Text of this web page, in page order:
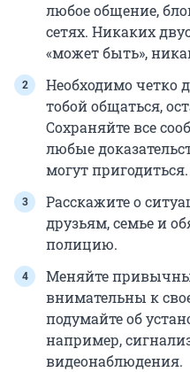
любое общение,
сетях. Никаких
«может быть»,
Необходимо четко
тобой общаться,
Сохраняйте все
любые
могут пригодиться.
Расскажите о
друзьям, семье и
полицию.
Меняйте
внимательны к
подумайте об
например,
видеонаблюдения.